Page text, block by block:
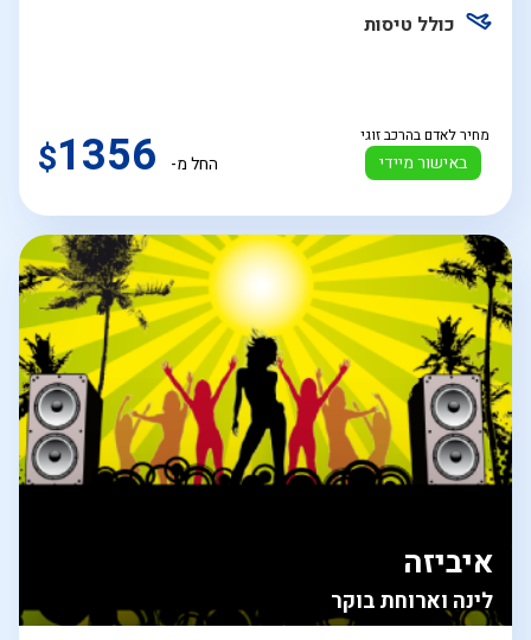
כולל טיסות
באישור מיידי
מחיר לאדם בהרכב זוגי
החל מ- $1356
לינה וארוחת בוקר
איביזה